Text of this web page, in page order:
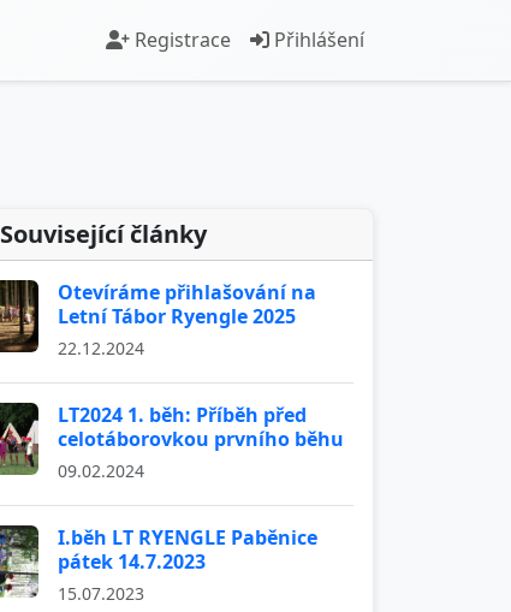
Registrace Přihlášení
Související články
Otevíráme přihlašování na
Letní Tábor Ryengle 2025
22.12.2024
LT2024 1. běh: Příběh před
celotáborovkou prvního běhu
09.02.2024
I.běh LT RYENGLE Paběnice
pátek 14.7.2023
15.07.2023